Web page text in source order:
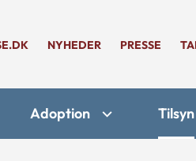
NYHEDER PRESSE
Adoption Tilsyn